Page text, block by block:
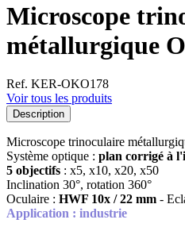
Microscope
métallurgique
Ref. KER-OKO178
Voir tous les produits
Description
Microscope trinoculaire
Système optique : plan corrigé à
5 objectifs : x5, x10, x20, x50
Inclination 30°, rotation 360°
Oculaire : HWF 10x / 22 mm -
Application : industrie